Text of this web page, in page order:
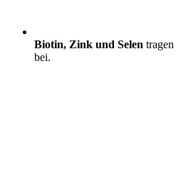
Biotin, Zink und Selen
bei.